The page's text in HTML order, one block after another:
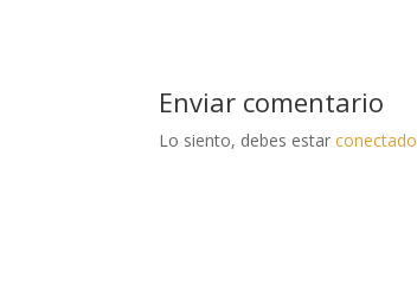
Enviar comentario
Lo siento, debes estarconectado